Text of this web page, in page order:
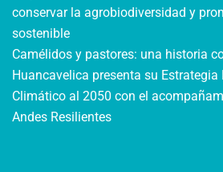
conservar la agrobiodiversidad y
sostenible
Camélidos y pastores: una historia
Huancavelica presenta su Estrategia
Climático al 2050 con el
Andes Resilientes